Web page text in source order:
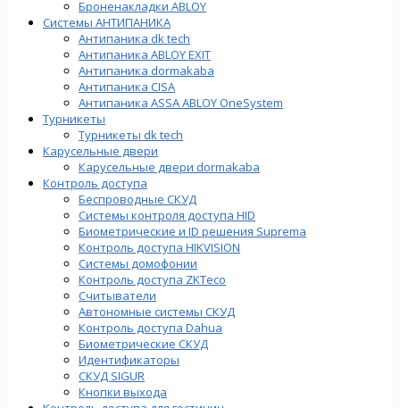
Броненакладки ABLOY
Системы АНТИПАНИКА
Антипаника dk tech
Антипаника ABLOY EXIT
Антипаника dormakaba
Антипаника СISA
Антипаника ASSA ABLOY OneSystem
Турникеты
Турникеты dk tech
Карусельные двери
Карусельные двери dormakaba
Контроль доступа
Беспроводные СКУД
Системы контроля доступа HID
Биометрические и ID решения Suprema
Контроль доступа HIKVISION
Системы домофонии
Контроль доступа ZKTeco
Считыватели
Автономные системы СКУД
Контроль доступа Dahua
Биометрические СКУД
Идентификаторы
СКУД SIGUR
Кнопки выхода